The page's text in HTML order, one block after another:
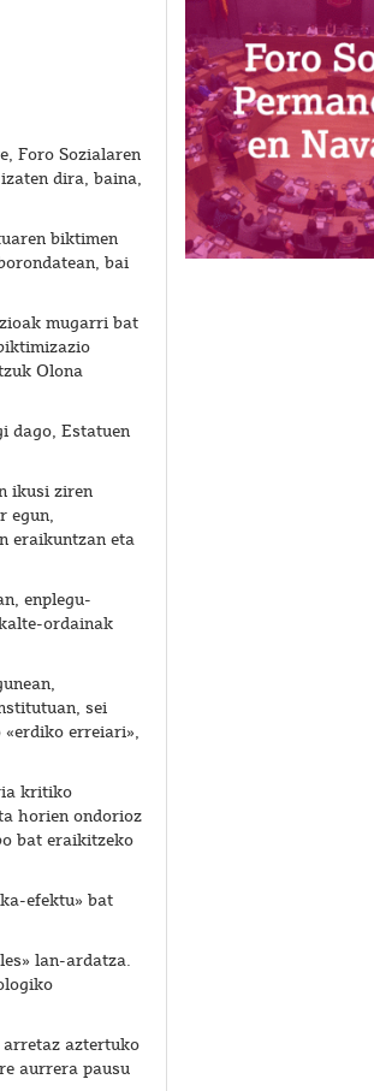
Foro Sozialaren
dira, baina,
biktimen
bai
mugarri bat
Olona
dago, Estatuen
ikusi ziren
egun,
eraikuntzan eta
enplegu-
ordainak
sei
erreiari»,
kritiko
horien ondorioz
bat eraikitzeko
efektu» bat
lan-ardatza.
aztertuko
aurrera pausu